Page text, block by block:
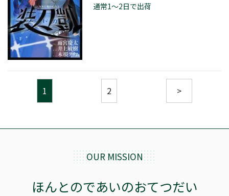
通常1～2日で出荷
1 2 >
OUR MISSION
ほんとのであいのおてつだい